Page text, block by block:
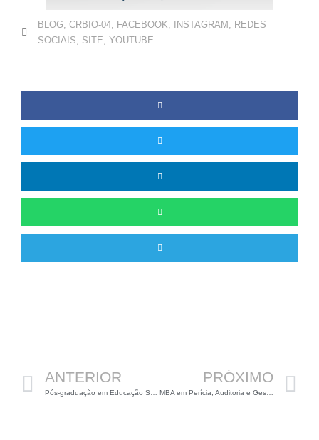
BLOG CRBIO-04 FACEBOOK INSTAGRAM
REDES
SOCIAIS
SITE YOUTUBE
ANTERIOR PRÓXIMO
MBA em Perícia, Auditoria e Gestão Ambiental no IPOG Uberlândia